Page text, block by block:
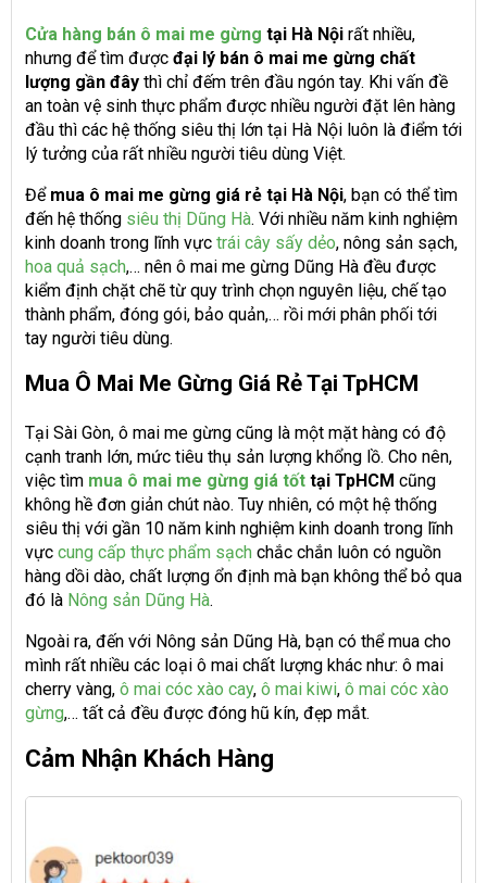
Cửa hàng bán ô mai me gừng tại Hà Nội rất nhiều,
nhưng để tìm được đại lý bán ô mai me gừng chất
lượng gần đây thì chỉ đếm trên đầu ngón tay. Khi vấn đề
an toàn vệ sinh thực phẩm được nhiều người đặt lên hàng
đầu thì các hệ thống siêu thị lớn tại Hà Nội luôn là điểm tới
lý tưởng của rất nhiều người tiêu dùng Việt.
Để mua ô mai me gừng giá rẻ tại Hà Nội, bạn có thể tìm
đến hệ thống siêu thị Dũng Hà. Với nhiều năm kinh nghiệm
kinh doanh trong lĩnh vực trái cây sấy dẻo, nông sản sạch,
hoa quả sạch,… nên ô mai me gừng Dũng Hà đều được
kiểm định chặt chẽ từ quy trình chọn nguyên liệu, chế tạo
thành phẩm, đóng gói, bảo quản,… rồi mới phân phối tới
tay người tiêu dùng.
Mua Ô Mai Me Gừng Giá Rẻ Tại TpHCM
Tại Sài Gòn, ô mai me gừng cũng là một mặt hàng có độ
cạnh tranh lớn, mức tiêu thụ sản lượng khổng lồ. Cho nên,
việc tìm mua ô mai me gừng giá tốt tại TpHCM cũng
không hề đơn giản chút nào. Tuy nhiên, có một hệ thống
siêu thị với gần 10 năm kinh nghiệm kinh doanh trong lĩnh
vực cung cấp thực phẩm sạch chắc chắn luôn có nguồn
hàng dồi dào, chất lượng ổn định mà bạn không thể bỏ qua
đó là Nông sản Dũng Hà.
Ngoài ra, đến với Nông sản Dũng Hà, bạn có thể mua cho
mình rất nhiều các loại ô mai chất lượng khác như: ô mai
cherry vàng, ô mai cóc xào cay, ô mai kiwi, ô mai cóc xào
gừng,… tất cả đều được đóng hũ kín, đẹp mắt.
Cảm Nhận Khách Hàng